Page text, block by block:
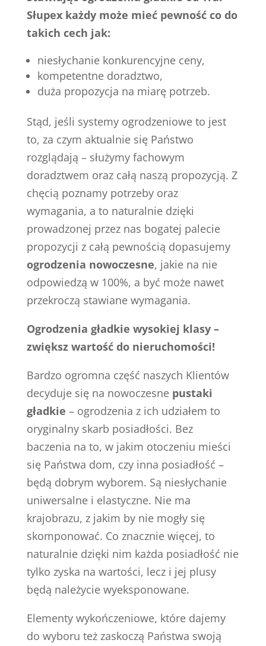
Słupex każdy może mieć pewność co do
takich cech jak:
niesłychanie konkurencyjne ceny,
kompetentne doradztwo,
duża propozycja na miarę potrzeb.
Stąd, jeśli systemy ogrodzeniowe to jest
to, za czym aktualnie się Państwo
rozglądają – służymy fachowym
doradztwem oraz całą naszą propozycją. Z
chęcią poznamy potrzeby oraz
wymagania, a to naturalnie dzięki
prowadzonej przez nas bogatej palecie
propozycji z całą pewnością dopasujemy
ogrodzenia nowoczesne, jakie na nie
odpowiedzą w 100%, a być może nawet
przekroczą stawiane wymagania.
Ogrodzenia gładkie wysokiej klasy –
zwiększ wartość do nieruchomości!
Bardzo ogromna część naszych Klientów
decyduje się na nowoczesne pustaki
gładkie – ogrodzenia z ich udziałem to
oryginalny skarb posiadłości. Bez
baczenia na to, w jakim otoczeniu mieści
się Państwa dom, czy inna posiadłość –
będą dobrym wyborem. Są niesłychanie
uniwersalne i elastyczne. Nie ma
krajobrazu, z jakim by nie mogły się
skomponować. Co znacznie więcej, to
naturalnie dzięki nim każda posiadłość nie
tylko zyska na wartości, lecz i jej plusy
będą należycie wyeksponowane.
Elementy wykończeniowe, które dajemy
do wyboru też zaskoczą Państwa swoją